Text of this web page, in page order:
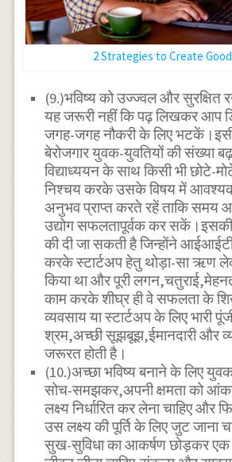
2 Strategies to Create
(9.)भविष्य को उज्ज्वल और सुरक्षित
यह जरूरी नहीं कि पढ़ लिखकर आप
जगह-जगह नौकरी के लिए भटकें।इसी
बेरोजगार युवक-युवतियों की संख्या
विद्याध्ययन के साथ किसी भी छोटे-
निश्चय करके उसके विषय में
अनुभव प्राप्त करते रहें ताकि समय
उद्योग सफलतापूर्वक कर
की दी जा सकती है जिन्होंने आईआईटी
करके स्टार्टअप हेतु थोड़ा-सा ऋण
किया था और पूरी
काम करके शीघ्र ही वे सफलता के
व्यवसाय या स्टार्टअप के लिए भारी
श्रम,अच्छी सूझबूझ,ईमानदारी और
जरूरत होती है।
(10.)अच्छा भविष्य बनाने के लिए
सोच-समझकर,अपनी क्षमता को
लक्ष्य निर्धारित कर लेना चाहिए और
उस लक्ष्य की पूर्ति के लिए जुट जाना
सुख-सुविधा का आकर्षण छोड़कर एक